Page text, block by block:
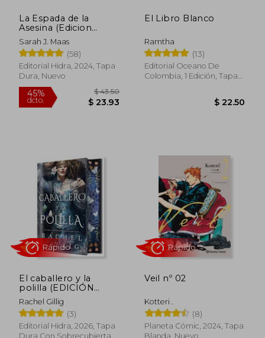
45%
dcto.
La Espada de la
Asesina (Edicion
Limitada)
Sarah J. Maas
(58)
Editorial Hidra, 2024, Tapa
Dura, Nuevo
45%
dcto.
Rápido
El Libro Blanco
Ramtha
(13)
Editorial Oceano De
Colombia, 1 Edición, Tapa
Rápido
El caballero y la
polilla (EDICIÓN
ESPECIAL LIMITADA)
Rachel Gillig
(3)
Editorial Hidra, 2026, Tapa
Dura Con Sobrecubierta,
Veil nº 02
Kotteri .
(8)
Planeta Cómic, 2024, Tapa
Blanda, Nuevo